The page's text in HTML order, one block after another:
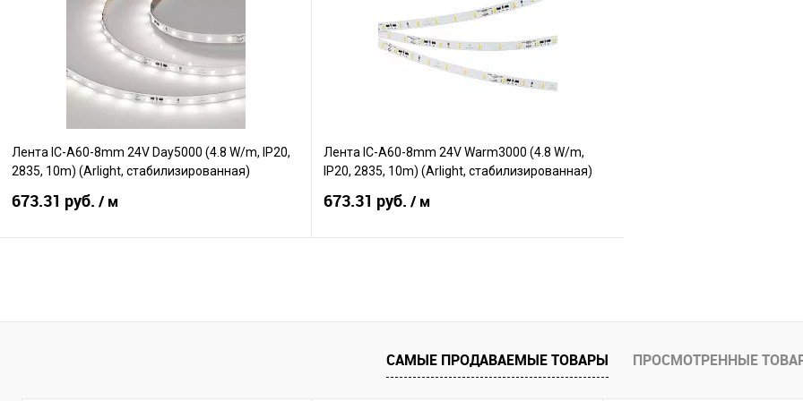
В наличии
В избранное
В наличии
Лента IC-A60-8mm 24V Day5000 (4.8 W/m, IP20,
2835, 10m) (Arlight, стабилизированная)
673.31 руб. / м
Сравнение
Лента IC-A60-8mm 24V Warm3000 (4.8 W/m,
IP20, 2835, 10m) (Arlight, стабилизированная)
673.31 руб. / м
Сравнение
В избранное
В наличии
САМЫЕ ПРОДАВАЕМЫЕ ТОВАРЫ ПРОСМОТРЕННЫЕ